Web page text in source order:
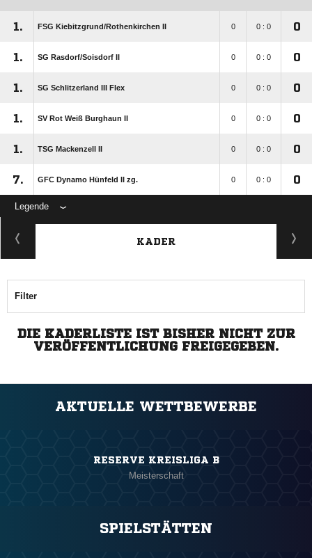
1. FSG Kiebitzgrund/​Rothenkirchen II 0 0 : 0 0
1. SG Rasdorf/​Soisdorf II 0 0 : 0 0
1. SG Schlitzerland III Flex 0 0 : 0 0
1. SV Rot Weiß Burghaun II 0 0 : 0 0
1. TSG Mackenzell II 0 0 : 0 0
7. GFC Dynamo Hünfeld II zg. 0 0 : 0 0
Legende
KADER
Filter
DIE KADERLISTE IST BISHER NICHT ZUR
VERÖFFENTLICHUNG FREIGEGEBEN.
AKTUELLE WETTBEWERBE
RESERVE KREISLIGA B
Meisterschaft
SPIELSTÄTTEN